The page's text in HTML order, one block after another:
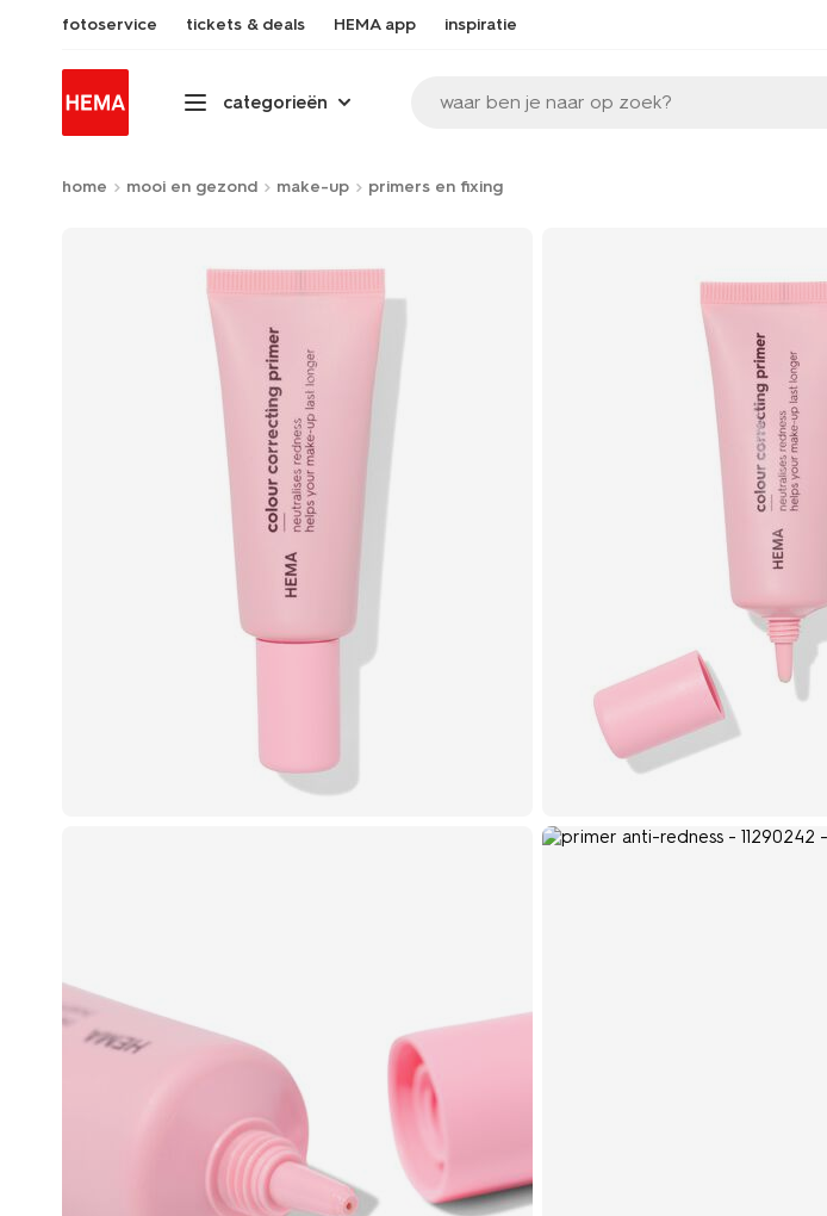
fotoservice tickets & deals HEMA app inspiratie
categorieën waar ben je naar op zoek?
home mooi en gezond make-up primers en fixing